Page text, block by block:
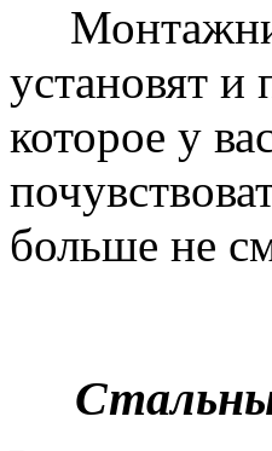
установят и
которое у
больше не